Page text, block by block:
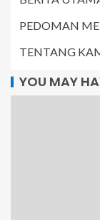
PEDOMAN
TENTANG
YOU MAY